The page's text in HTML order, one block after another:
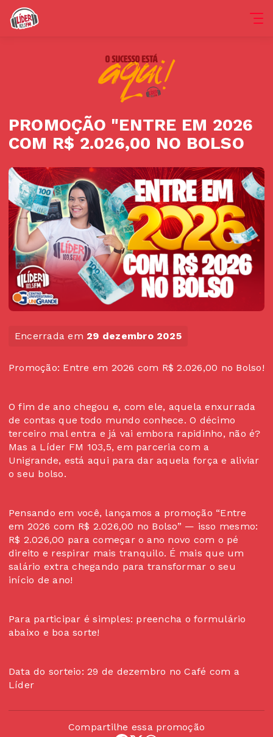
PROMOÇÃO "ENTRE EM 2026
COM R$ 2.026,00 NO BOLSO
Encerrada em 29 dezembro 2025
Promoção: Entre em 2026 com R$ 2.026,00 no Bolso!
O fim de ano chegou e, com ele, aquela enxurrada
de contas que todo mundo conhece. O décimo
terceiro mal entra e já vai embora rapidinho, não é?
Mas a Líder FM 103,5, em parceria com a
Unigrande, está aqui para dar aquela força e aliviar
o seu bolso.
Pensando em você, lançamos a promoção “Entre
em 2026 com R$ 2.026,00 no Bolso” — isso mesmo:
R$ 2.026,00 para começar o ano novo com o pé
direito e respirar mais tranquilo. É mais que um
salário extra chegando para transformar o seu
início de ano!
Para participar é simples: preencha o formulário
abaixo e boa sorte!
Data do sorteio: 29 de dezembro no Café com a
Líder
Compartilhe essa promoção